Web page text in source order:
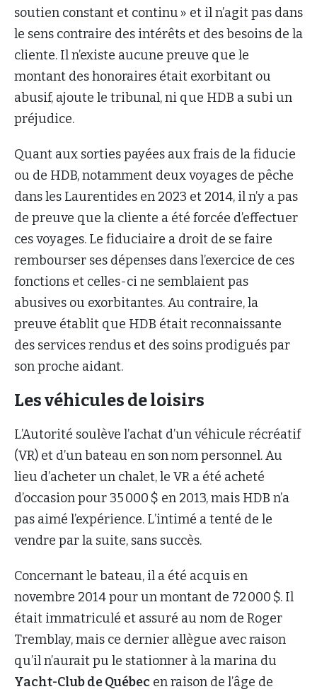
soutien constant et continu » et il n’agit pas dans
le sens contraire des intérêts et des besoins de la
cliente. Il n’existe aucune preuve que le
montant des honoraires était exorbitant ou
abusif, ajoute le tribunal, ni que HDB a subi un
préjudice.
Quant aux sorties payées aux frais de la fiducie
ou de HDB, notamment deux voyages de pêche
dans les Laurentides en 2023 et 2014, il n’y a pas
de preuve que la cliente a été forcée d’effectuer
ces voyages. Le fiduciaire a droit de se faire
rembourser ses dépenses dans l’exercice de ces
fonctions et celles-ci ne semblaient pas
abusives ou exorbitantes. Au contraire, la
preuve établit que HDB était reconnaissante
des services rendus et des soins prodigués par
son proche aidant.
Les véhicules de loisirs
L’Autorité soulève l’achat d’un véhicule récréatif
(VR) et d’un bateau en son nom personnel. Au
lieu d’acheter un chalet, le VR a été acheté
d’occasion pour 35 000 $ en 2013, mais HDB n’a
pas aimé l’expérience. L’intimé a tenté de le
vendre par la suite, sans succès.
Concernant le bateau, il a été acquis en
novembre 2014 pour un montant de 72 000 $. Il
était immatriculé et assuré au nom de Roger
Tremblay, mais ce dernier allègue avec raison
qu’il n’aurait pu le stationner à la marina du
Yacht-Club de Québec en raison de l’âge de